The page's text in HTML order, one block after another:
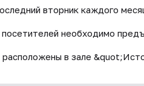
вторник каждого
необходимо
в зале